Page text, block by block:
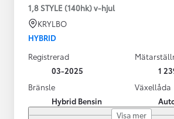
1,8 STYLE (140hk) v-hjul
KRYLBO
HYBRID
Registrerad
03-2025
1
Bränsle
Hybrid Bensin
Växellåda
Visa mer